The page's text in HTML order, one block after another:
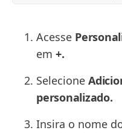
Acesse
em +.
Selecione
personalizado.
Insira o nome